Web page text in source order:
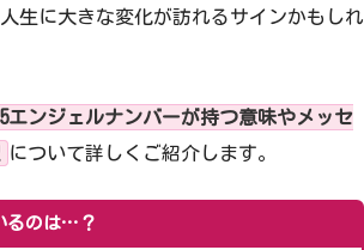
生に大きな変化が訪れるサインかもしれ
エンジェルナンバーが持つ意味やメッセ
について詳しくご紹介します。
るのは…？